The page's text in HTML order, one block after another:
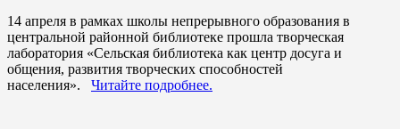
14 апреля в рамках школы непрерывного образования в
центральной районной библиотеке прошла творческая
лаборатория «Сельская библиотека как центр досуга и
общения, развития творческих способностей
населения». Читайте подробнее.